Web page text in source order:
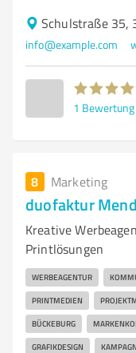
Schulstraße 35,
info@example.com
1 Bewertung
8 Marketing
duofaktur
Kreative
Printlösungen
WERBEAGENTUR
PRINTMEDIEN
BÜCKEBURG
GRAFIKDESIGN